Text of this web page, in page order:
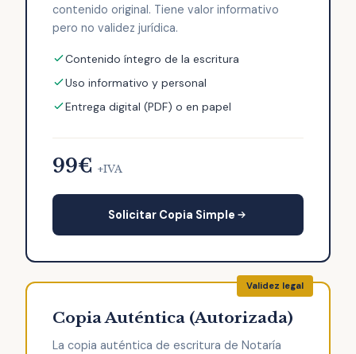
contenido original. Tiene valor informativo
pero no validez jurídica.
Contenido íntegro de la escritura
Uso informativo y personal
Entrega digital (PDF) o en papel
99€ +IVA
Solicitar Copia Simple
Copia Auténtica (Autorizada)
La copia auténtica de escritura de Notaría